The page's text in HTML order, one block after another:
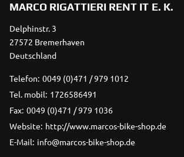
MARCO RIGATTIERI RENT IT E. K.
Delphinstr. 3
27572 Bremerhaven
Deutschland
Telefon: 0049 (0)471 / 979 1012
Tel. mobil: 1726586491
Fax: 0049 (0)471 / 979 1036
Website: http://www.marcos-bike-shop.de
E-Mail: info@marcos-bike-shop.de